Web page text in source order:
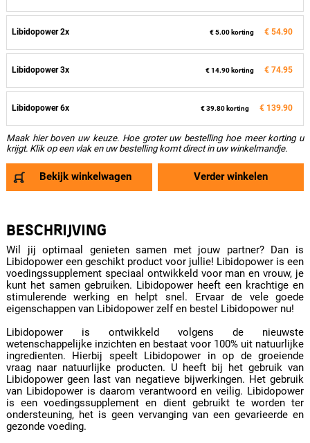
Libidopower 2x € 5.00 korting € 54.90
Libidopower 3x € 14.90 korting € 74.95
Libidopower 6x € 39.80 korting € 139.90
Maak hier boven uw keuze. Hoe groter uw bestelling hoe meer korting u
krijgt. Klik op een vlak en uw bestelling komt direct in uw winkelmandje.
Bekijk winkelwagen Verder winkelen
BESCHRIJVING
Wil jij optimaal genieten samen met jouw partner? Dan is
Libidopower een geschikt product voor jullie! Libidopower is een
voedingssupplement speciaal ontwikkeld voor man en vrouw, je
kunt het samen gebruiken. Libidopower heeft een krachtige en
stimulerende werking en helpt snel. Ervaar de vele goede
eigenschappen van Libidopower zelf en bestel Libidopower nu!
Libidopower is ontwikkeld volgens de nieuwste
wetenschappelijke inzichten en bestaat voor 100% uit natuurlijke
ingredienten. Hierbij speelt Libidopower in op de groeiende
vraag naar natuurlijke producten. U heeft bij het gebruik van
Libidopower geen last van negatieve bijwerkingen. Het gebruik
van Libidopower is daarom verantwoord en veilig. Libidopower
is een voedingssupplement en dient gebruikt te worden ter
ondersteuning, het is geen vervanging van een gevarieerde en
gezonde voeding.